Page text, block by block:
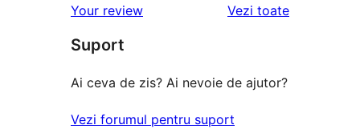
(stele)
recenzii
(stele)
de
recenzii
–
de
(stele)
Your review Vezi toaterecenziile
Suport
Ai ceva de zis? Ai nevoie de ajutor?
Vezi forumul pentru suport